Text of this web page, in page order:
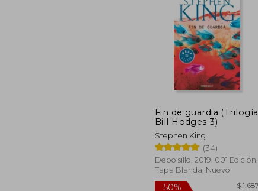
40%
dcto.
Fin de guardia (Trilogía
Bill Hodges 3)
Stephen King
(34)
Debolsillo, 2019, 001 Edición,
Tapa Blanda, Nuevo